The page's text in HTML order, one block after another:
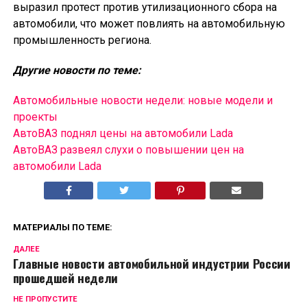
выразил протест против утилизационного сбора на
автомобили, что может повлиять на автомобильную
промышленность региона.
Другие новости по теме:
Автомобильные новости недели: новые модели и
проекты
АвтоВАЗ поднял цены на автомобили Lada
АвтоВАЗ развеял слухи о повышении цен на
автомобили Lada
МАТЕРИАЛЫ ПО ТЕМЕ:
ДАЛЕЕ
Главные новости автомобильной индустрии России
прошедшей недели
НЕ ПРОПУСТИТЕ